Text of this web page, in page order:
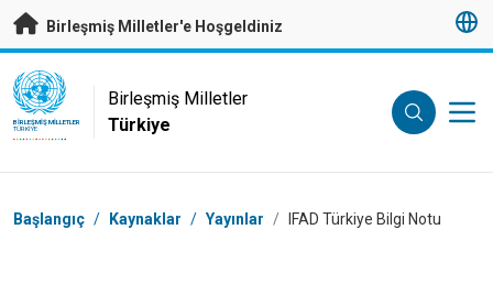
Esas içeriğe atla
Birleşmiş Milletler'e Hoşgeldiniz
UN Logo
BIRLEŞMIŞ MILLETLER
TÜRKIYE
Birleşmiş Milletler
Türkiye
Breadcrumb
Başlangıç / Kaynaklar / Yayınlar / IFAD Türkiye Bilgi Notu